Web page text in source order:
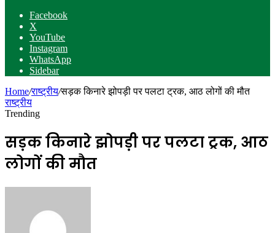
Facebook
X
YouTube
Instagram
WhatsApp
Sidebar
Home/राष्ट्रीय/सड़क किनारे झोपड़ी पर पलटा ट्रक, आठ लोगों की मौत
राष्ट्रीय
Trending
सड़क किनारे झोपड़ी पर पलटा ट्रक, आठ
लोगों की मौत